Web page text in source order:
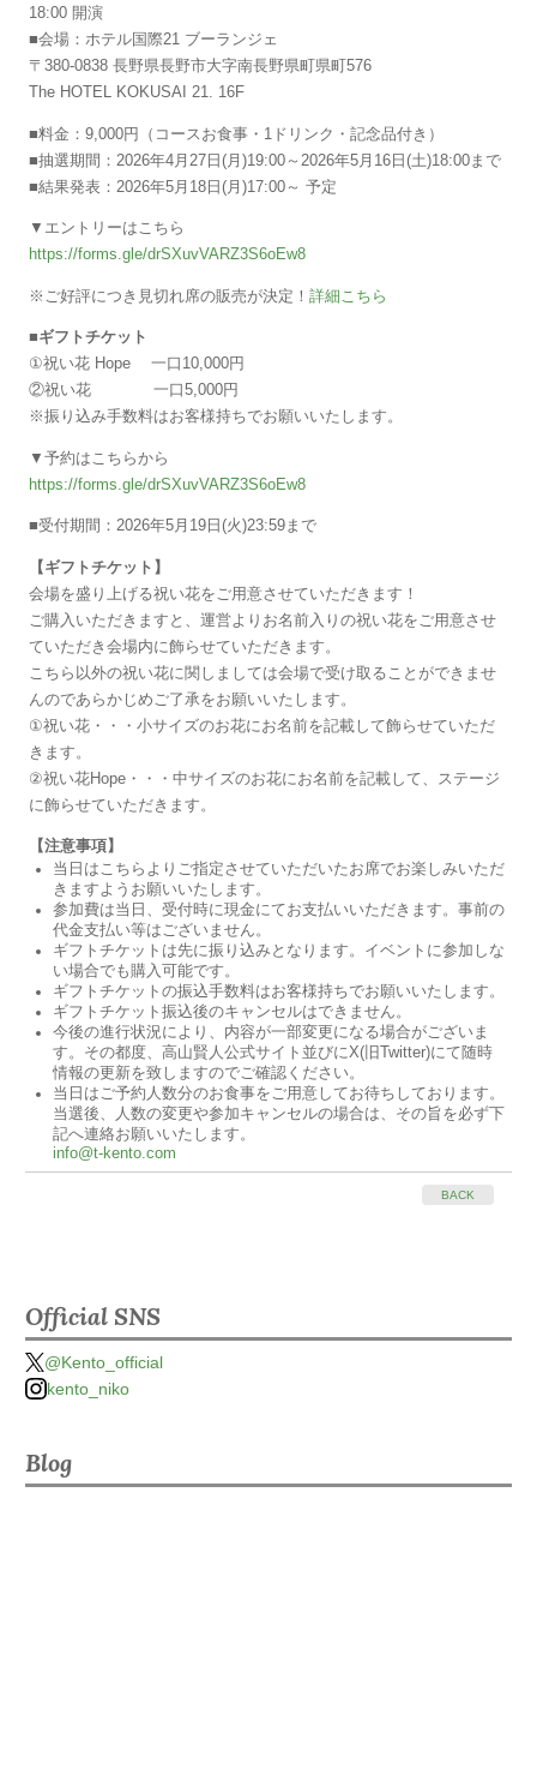
18:00 開演
■会場：ホテル国際21 ブーランジェ
〒380-0838 長野県長野市大字南長野県町県町576
The HOTEL KOKUSAI 21. 16F
■料金：9,000円（コースお食事・1ドリンク・記念品付き）
■抽選期間：2026年4月27日(月)19:00～2026年5月16日(土)18:00まで
■結果発表：2026年5月18日(月)17:00～ 予定
▼エントリーはこちら
https://forms.gle/drSXuvVARZ3S6oEw8
※ご好評につき見切れ席の販売が決定！詳細こちら
■ギフトチケット
①祝い花 Hope 一口10,000円
②祝い花 一口5,000円
※振り込み手数料はお客様持ちでお願いいたします。
▼予約はこちらから
https://forms.gle/drSXuvVARZ3S6oEw8
■受付期間：2026年5月19日(火)23:59まで
【ギフトチケット】
会場を盛り上げる祝い花をご用意させていただきます！
ご購入いただきますと、運営よりお名前入りの祝い花をご用意させ
ていただき会場内に飾らせていただきます。
こちら以外の祝い花に関しましては会場で受け取ることができませ
んのであらかじめご了承をお願いいたします。
①祝い花・・・小サイズのお花にお名前を記載して飾らせていただ
きます。
②祝い花Hope・・・中サイズのお花にお名前を記載して、ステージ
に飾らせていただきます。
【注意事項】
当日はこちらよりご指定させていただいたお席でお楽しみいただ
きますようお願いいたします。
参加費は当日、受付時に現金にてお支払いいただきます。事前の
代金支払い等はございません。
ギフトチケットは先に振り込みとなります。イベントに参加しな
い場合でも購入可能です。
ギフトチケットの振込手数料はお客様持ちでお願いいたします。
ギフトチケット振込後のキャンセルはできません。
今後の進行状況により、内容が一部変更になる場合がございま
す。その都度、高山賢人公式サイト並びにX(旧Twitter)にて随時
情報の更新を致しますのでご確認ください。
当日はご予約人数分のお食事をご用意してお待ちしております。
当選後、人数の変更や参加キャンセルの場合は、その旨を必ず下
記へ連絡お願いいたします。
info@t-kento.com
BACK
Official SNS
@Kento_official
kento_niko
Blog